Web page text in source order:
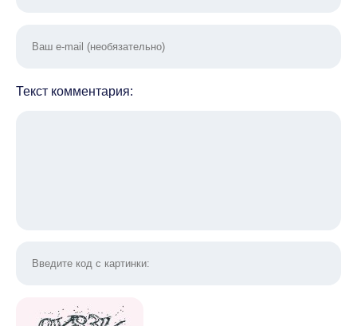
Текст комментария: